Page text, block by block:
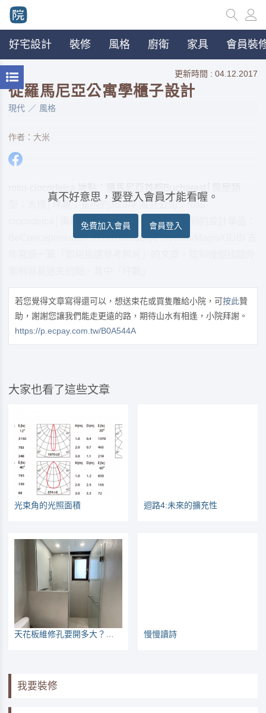
好宅設計 裝修 風格 廚衛 家具 會員裝
更新時間 : 04.12.2017
從羅馬尼亞公寓學櫃子設計
現代 風格
作者：大米
型：大樓│坪數：室內約36.3坪 設計公司：rosu-
ciocodeica│攝影：Andrei Mărgulescu 使用到的設計單品：
BoConcept/muuto/HAY/Knoll/Serge Mouille/Magis/GUBI 去
真不好意思，要登入會員才能看喔。
免費加入會員 會員登入
若您覺得文章寫得還可以，想送束花或買隻雕給小院，可按此贊
助，謝謝您讓我們能走更遠的路，期待山水有相逢，小院拜謝。
https://p.ecpay.com.tw/B0A544A
大家也看了這些文章
光束角的光照面積 迴路4:未來的擴充性
慢慢讀詩
我要裝修